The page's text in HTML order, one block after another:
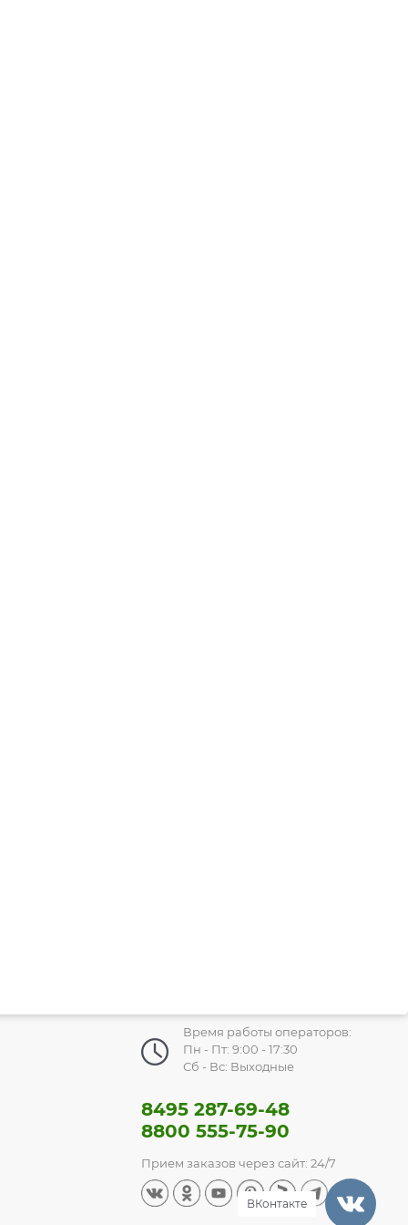
Время работы операторов:
Пн - Пт: 9:00 - 17:30
Сб - Вс: Выходные
8495 287-69-48
8800 555-75-90
Прием заказов через сайт: 24/7
ВКонтакте